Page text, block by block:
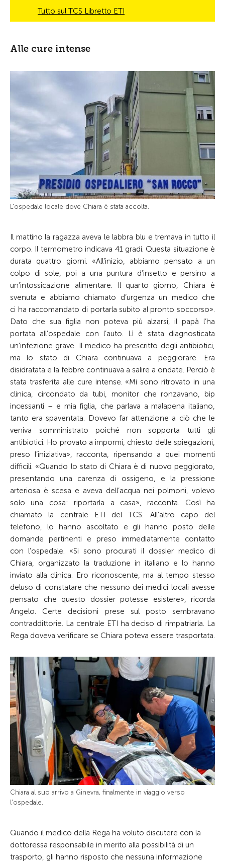
Tutto sul TCS Libretto ETI
Alle cure intense
L'ospedale locale dove Chiara è stata accolta.
Il mattino la ragazza aveva le labbra blu e tremava in tutto il
corpo. Il termometro indicava 41 gradi. Questa situazione è
durata quattro giorni. «All’inizio, abbiamo pensato a un
colpo di sole, poi a una puntura d’insetto e persino a
un’intossicazione alimentare. Il quarto giorno, Chiara è
svenuta e abbiamo chiamato d’urgenza un medico che
ci ha raccomandato di portarla subito al pronto soccorso».
Dato che sua figlia non poteva più alzarsi, il papà l’ha
portata all’ospedale con l’auto. Lì è stata diagnosticata
un’infezione grave. Il medico ha prescritto degli antibiotici,
ma lo stato di Chiara continuava a peggiorare. Era
disidratata e la febbre continuava a salire a ondate. Perciò è
stata trasferita alle cure intense. «Mi sono ritrovato in una
clinica, circondato da tubi, monitor che ronzavano, bip
incessanti – e mia figlia, che parlava a malapena italiano,
tanto era spaventata. Dovevo far attenzione a ciò che le
veniva somministrato poiché non sopporta tutti gli
antibiotici. Ho provato a impormi, chiesto delle spiegazioni,
preso l’iniziativa», racconta, ripensando a quei momenti
difficili. «Quando lo stato di Chiara è di nuovo peggiorato,
presentando una carenza di ossigeno, e la pressione
arteriosa è scesa e aveva dell’acqua nei polmoni, volevo
solo una cosa: riportarla a casa», racconta. Così ha
chiamato la centrale ETI del TCS. All’altro capo del
telefono, lo hanno ascoltato e gli hanno posto delle
domande pertinenti e preso immediatamente contatto
con l’ospedale. «Si sono procurati il dossier medico di
Chiara, organizzato la traduzione in italiano e lo hanno
inviato alla clinica. Ero riconoscente, ma al tempo stesso
deluso di constatare che nessuno dei medici locali avesse
pensato che questo dossier potesse esistere», ricorda
Angelo. Certe decisioni prese sul posto sembravano
contraddittorie. La centrale ETI ha deciso di rimpatriarla. La
Rega doveva verificare se Chiara poteva essere trasportata.
Chiara al suo arrivo a Ginevra, finalmente in viaggio verso
l'ospedale.
Quando il medico della Rega ha voluto discutere con la
dottoressa responsabile in merito alla possibilità di un
trasporto, gli hanno risposto che nessuna informazione